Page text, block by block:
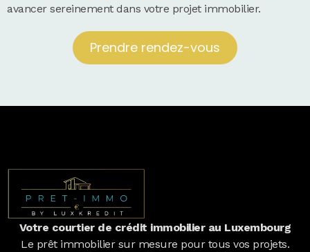
avancer sereinement dans votre projet immobilier.
Prendre rendez-vous
Votre courtier de crédit immobilier au Luxembourg
Le prêt immobilier sur mesure pour tous vos projets.